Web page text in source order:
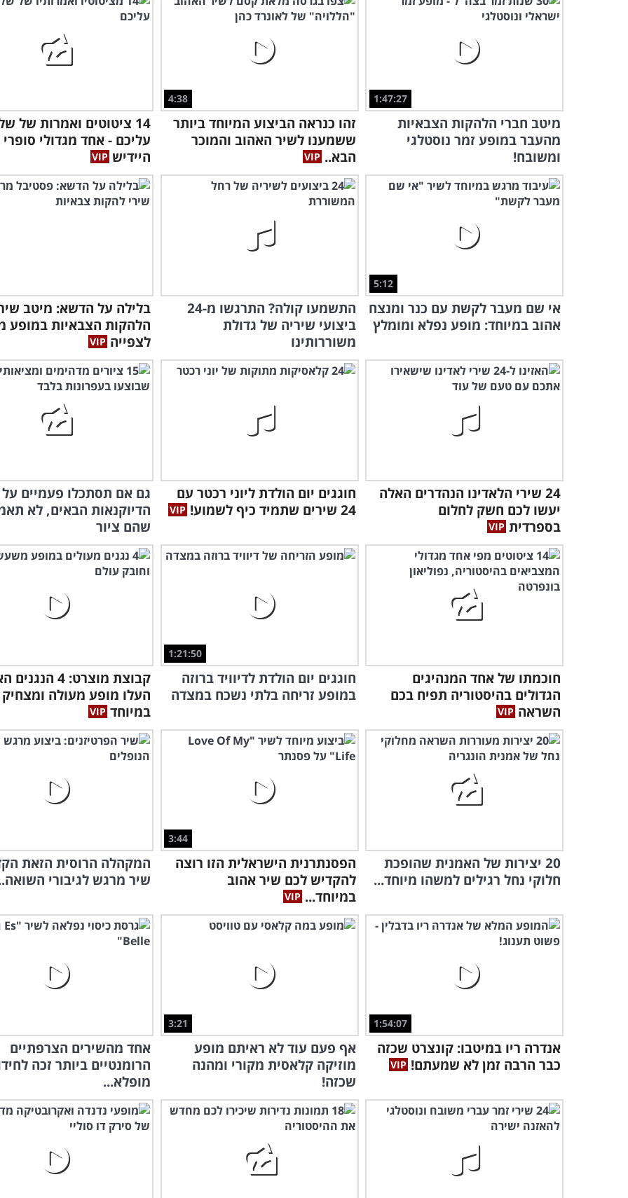
1:47:27
מיטב חברי הלהקות הצבאיות
מהעבר במופע זמר נוסטלגי
ומשובח!
4:38
זהו כנראה הביצוע המיוחד ביותר
ששמענו לשיר האהוב והמוכר
הבא..
14 ציטוטים ואמרות של
עליכם - אחד מגדולי סופרי
היידיש
5:12
אי שם מעבר לקשת עם כנר ומנצח
אהוב במיוחד: מופע נפלא ומומלץ
התשמעו קולה? התרגשו מ-24
ביצועי שיריה של גדולת
משוררותינו
בלילה על הדשא: מיטב
הלהקות הצבאיות במופע
לצפייה
24 שירי הלאדינו הנהדרים האלה
יעשו לכם חשק לחלום
בספרדית
חוגגים יום הולדת ליוני רכטר עם
24 שירים שתמיד כיף לשמוע!
גם אם תסתכלו פעמיים על
הדיוקנאות הבאים, לא
שהם ציור
חוכמתו של אחד המנהיגים
הגדולים בהיסטוריה תפיח בכם
השראה
1:21:50
חוגגים יום הולדת לדיוויד ברוזה
במופע זריחה בלתי נשכח במצדה
קבוצת מוצרט: 4
העלו מופע מעולה ומצחיק
במיוחד
20 יצירות של האמנית שהופכת
חלוקי נחל רגילים למשהו מיוחד...
3:44
הפסנתרנית הישראלית הזו רוצה
להקדיש לכם שיר אהוב
במיוחד...
המקהלה הרוסית הזאת
שיר מרגש לגיבורי
1:54:07
אנדרה ריו במיטבו: קונצרט שכזה
כבר הרבה זמן לא שמעתם!
3:21
אף פעם עוד לא ראיתם מופע
מוזיקה קלאסית מקורי ומהנה
שכזה!
אחד מהשירים הצרפתיים
הרומנטיים ביותר זכה
מופלא...